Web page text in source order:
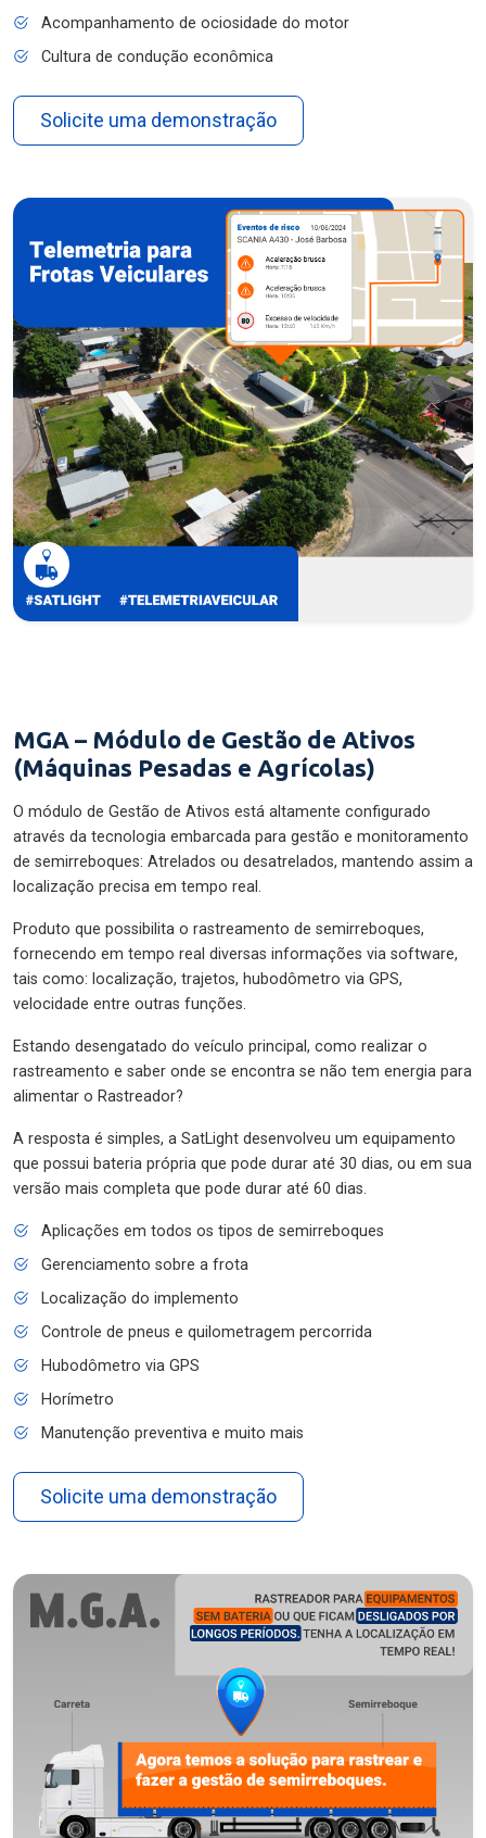
Acompanhamento de ociosidade do motor
Cultura de condução econômica
Solicite uma demonstração
MGA – Módulo de Gestão de Ativos
(Máquinas Pesadas e Agrícolas)
O módulo de Gestão de Ativos está altamente configurado
através da tecnologia embarcada para gestão e monitoramento
de semirreboques: Atrelados ou desatrelados, mantendo assim a
localização precisa em tempo real.
Produto que possibilita o rastreamento de semirreboques,
fornecendo em tempo real diversas informações via software,
tais como: localização, trajetos, hubodômetro via GPS,
velocidade entre outras funções.
Estando desengatado do veículo principal, como realizar o
rastreamento e saber onde se encontra se não tem energia para
alimentar o Rastreador?
A resposta é simples, a SatLight desenvolveu um equipamento
que possui bateria própria que pode durar até 30 dias, ou em sua
versão mais completa que pode durar até 60 dias.
Aplicações em todos os tipos de semirreboques
Gerenciamento sobre a frota
Localização do implemento
Controle de pneus e quilometragem percorrida
Hubodômetro via GPS
Horímetro
Manutenção preventiva e muito mais
Solicite uma demonstração